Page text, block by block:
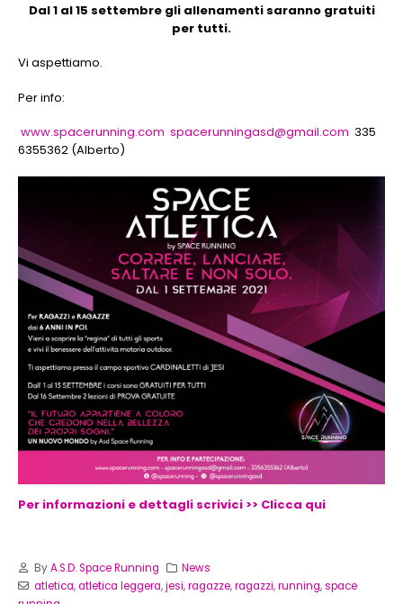
Dal 1 al 15 settembre gli allenamenti saranno gratuiti
per tutti.
Vi aspettiamo.
Per info:
www.spacerunning.com spacerunningasd@gmail.com 335
6355362 (Alberto)
Per informazioni e dettagli scrivici >> Clicca qui
ByA.S.D. Space Running
News
atletica,atletica leggera,jesi,ragazze,ragazzi,running,space